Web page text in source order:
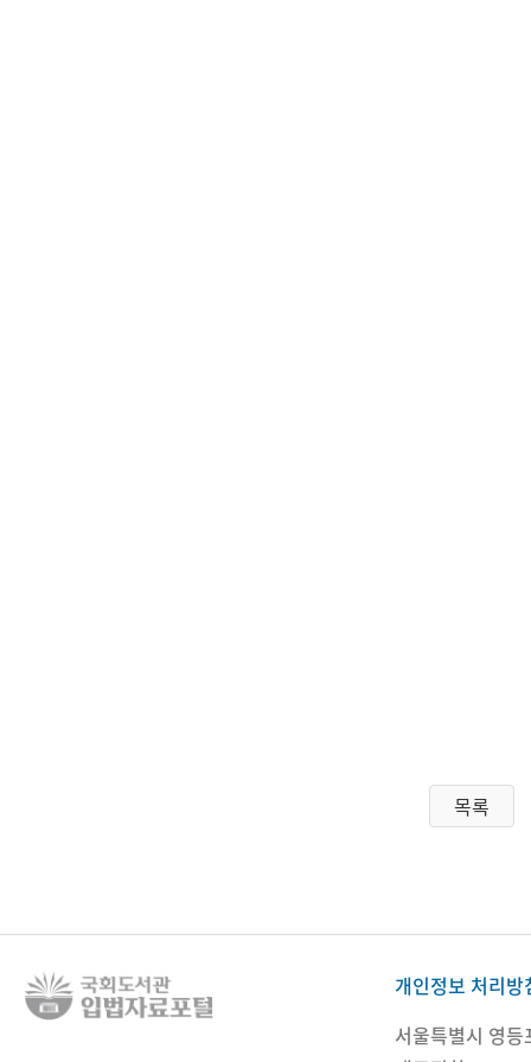
목록
개인정보 처리방
서울특별시 영